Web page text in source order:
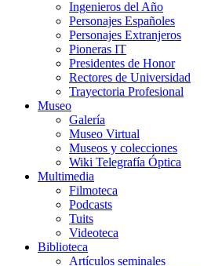
Ingenieros del Año
Personajes Españoles
Personajes Extranjeros
Pioneras IT
Presidentes de Honor
Rectores de Universidad
Trayectoria Profesional
Museo
Galería
Museo Virtual
Museos y colecciones
Wiki Telegrafía Óptica
Multimedia
Filmoteca
Podcasts
Tuits
Videoteca
Biblioteca
Artículos seminales